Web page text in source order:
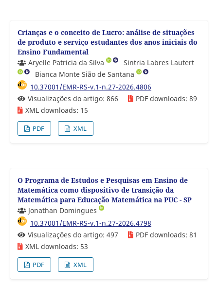
Crianças e o conceito de Lucro: análise de situações
de produto e serviço estudantes dos anos iniciais do
Ensino Fundamental
Aryelle Patricia da Silva
Sintria Labres Lautert
Bianca Monte Sião de Santana
10.37001/EMR-RS-v.1-n.27-2026.4806
Visualizações do artigo: 866
PDF downloads: 89
XML downloads: 15
PDF XML
O Programa de Estudos e Pesquisas em Ensino de
Matemática como dispositivo de transição da
Matemática para Educação Matemática na PUC - SP
Jonathan Domingues
10.37001/EMR-RS-v.1-n.27-2026.4798
Visualizações do artigo: 497
PDF downloads: 81
XML downloads: 53
PDF XML